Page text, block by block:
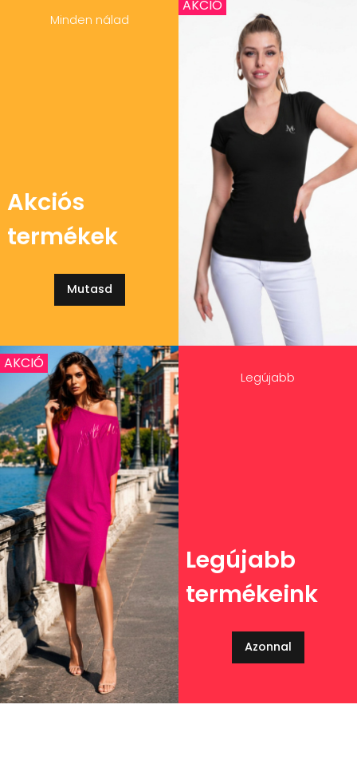
Minden nálad
Akciós
termékek
Mutasd
AKCIÓ
Legújabb
Legújabb
termékeink
Azonnal
AKCIÓ